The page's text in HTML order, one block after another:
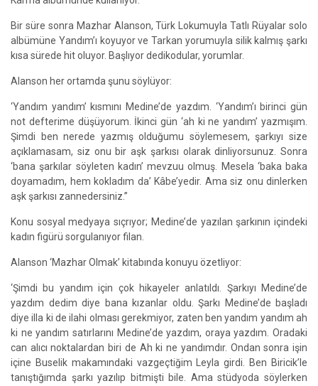
Bir süre sonra Mazhar Alanson, Türk Lokumuyla Tatlı Rüyalar solo
albümüne Yandım’ı koyuyor ve Tarkan yorumuyla silik kalmış şarkı
kısa sürede hit oluyor. Başlıyor dedikodular, yorumlar.
Alanson her ortamda şunu söylüyor:
‘Yandım yandım’ kısmını Medine’de yazdım. ‘Yandım’ı birinci gün
not defterime düşüyorum. İkinci gün ‘ah ki ne yandım’ yazmışım.
Şimdi ben nerede yazmış olduğumu söylemesem, şarkıyı size
açıklamasam, siz onu bir aşk şarkısı olarak dinliyorsunuz. Sonra
‘bana şarkılar söyleten kadın’ mevzuu olmuş. Mesela ‘baka baka
doyamadım, hem kokladım da’ Kâbe’yedir. Ama siz onu dinlerken
aşk şarkısı zannedersiniz.”
Konu sosyal medyaya sıçrıyor; Medine’de yazılan şarkının içindeki
kadın figürü sorgulanıyor filan.
Alanson ‘Mazhar Olmak’ kitabında konuyu özetliyor:
‘Şimdi bu yandım için çok hikayeler anlatıldı. Şarkıyı Medine’de
yazdım dedim diye bana kızanlar oldu. Şarkı Medine’de başladı
diye illa ki de ilahi olması gerekmiyor, zaten ben yandım yandım ah
ki ne yandım satırlarını Medine’de yazdım, oraya yazdım. Oradaki
can alıcı noktalardan biri de Ah ki ne yandımdır. Ondan sonra işin
içine Buselik makamındaki vazgeçtiğim Leyla girdi. Ben Biricik’le
tanıştığımda şarkı yazılıp bitmişti bile. Ama stüdyoda söylerken